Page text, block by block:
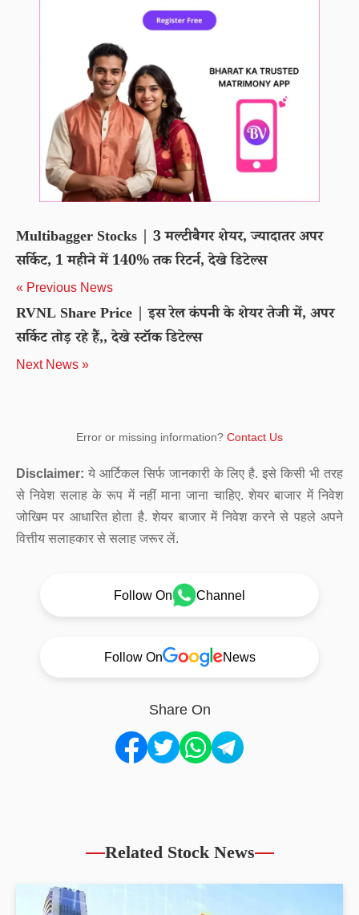
Multibagger Stocks | 3 मल्टीबैगर शेयर, ज्यादातर अपर
सर्किट, 1 महीने में 140% तक रिटर्न, देखे डिटेल्स
« Previous News
RVNL Share Price | इस रेल कंपनी के शेयर तेजी में, अपर
सर्किट तोड़ रहे हैं,, देखे स्टॉक डिटेल्स
Next News »
Error or missing information? Contact Us
Disclaimer: ये आर्टिकल सिर्फ जानकारी के लिए है. इसे किसी भी तरह
से निवेश सलाह के रूप में नहीं माना जाना चाहिए. शेयर बाजार में निवेश
जोखिम पर आधारित होता है. शेयर बाजार में निवेश करने से पहले अपने
वित्तीय सलाहकार से सलाह जरूर लें.
Follow On Channel
Follow On News
Share On
Related Stock News